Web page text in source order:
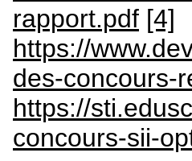
rapport.pdf [4]
https://
des-concours-
https://
concours-sii-